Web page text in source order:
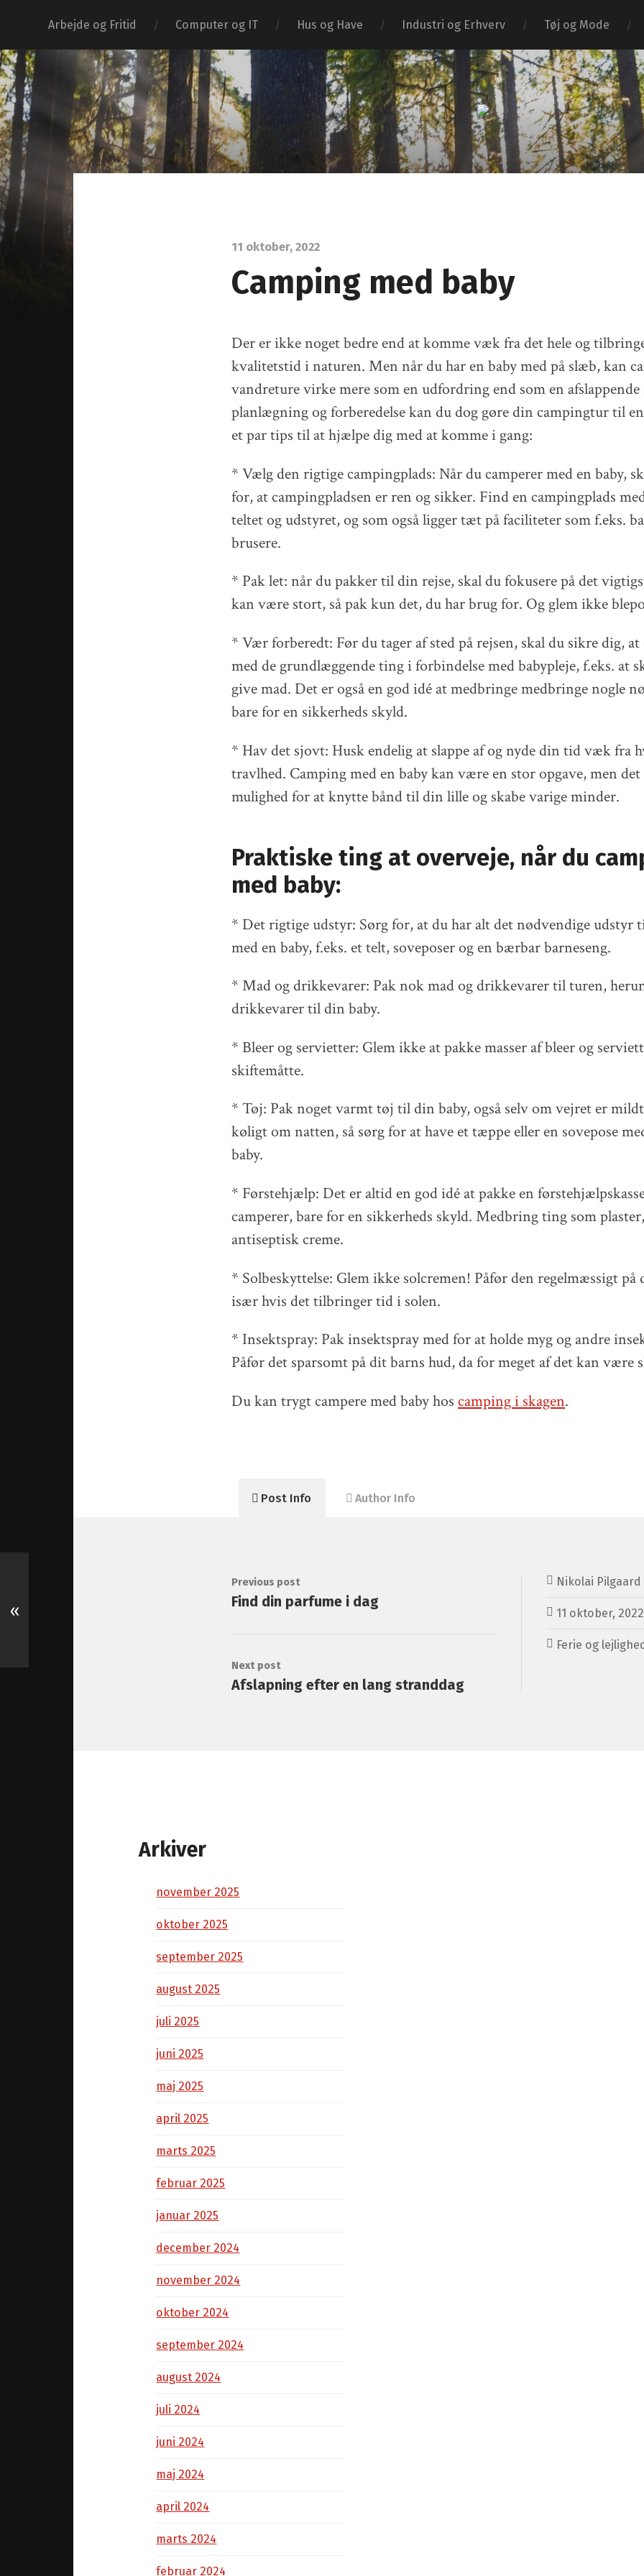
Arbejde og Fritid Computer og IT Hus og Have Industri og Erhverv Tøj og Mode
Bogtosset
11 oktober, 2022
Camping med baby
Der er ikke noget bedre end at komme væk fra det hele og
kvalitetstid i naturen. Men når du har en baby med på slæb, kan
vandreture virke mere som en udfordring end som en
planlægning og forberedelse kan du dog gøre din campingtur til
et par tips til at hjælpe dig med at komme i gang:
* Vælg den rigtige campingplads: Når du camperer med en baby,
for, at campingpladsen er ren og sikker. Find en campingplads
teltet og udstyret, og som også ligger tæt på faciliteter som f.eks.
brusere.
* Pak let: når du pakker til din rejse, skal du fokusere på det
kan være stort, så pak kun det, du har brug for. Og glem ikke
* Vær forberedt: Før du tager af sted på rejsen, skal du sikre dig,
med de grundlæggende ting i forbindelse med babypleje, f.eks. at
give mad. Det er også en god idé at medbringe medbringe nogle
bare for en sikkerheds skyld.
* Hav det sjovt: Husk endelig at slappe af og nyde din tid væk fra
travlhed. Camping med en baby kan være en stor opgave, men det
mulighed for at knytte bånd til din lille og skabe varige minder.
Praktiske ting at overveje, når du
med baby:
* Det rigtige udstyr: Sørg for, at du har alt det nødvendige udstyr
med en baby, f.eks. et telt, soveposer og en bærbar barneseng.
* Mad og drikkevarer: Pak nok mad og drikkevarer til turen,
drikkevarer til din baby.
* Bleer og servietter: Glem ikke at pakke masser af bleer og
skiftemåtte.
* Tøj: Pak noget varmt tøj til din baby, også selv om vejret er
køligt om natten, så sørg for at have et tæppe eller en sovepose
baby.
* Førstehjælp: Det er altid en god idé at pakke en
camperer, bare for en sikkerheds skyld. Medbring ting som
antiseptisk creme.
* Solbeskyttelse: Glem ikke solcremen! Påfør den regelmæssigt på
især hvis det tilbringer tid i solen.
* Insektspray: Pak insektspray med for at holde myg og andre
Påfør det sparsomt på dit barns hud, da for meget af det kan være
Du kan trygt campere med baby hos camping i skagen.
Post Info Author Info
Nikolai Pilgaard
11 oktober, 2022
Ferie og
Previous post
Find din parfume i dag
Next post
Afslapning efter en lang stranddag
«
Arkiver
november 2025
oktober 2025
september 2025
august 2025
juli 2025
juni 2025
maj 2025
april 2025
marts 2025
februar 2025
januar 2025
december 2024
november 2024
oktober 2024
september 2024
august 2024
juli 2024
juni 2024
maj 2024
april 2024
marts 2024
februar 2024